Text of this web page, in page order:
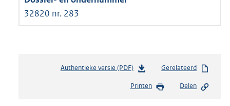
32820 nr. 283
Authentieke versie (PDF)b
s
Gerelateerd
Printen Delen